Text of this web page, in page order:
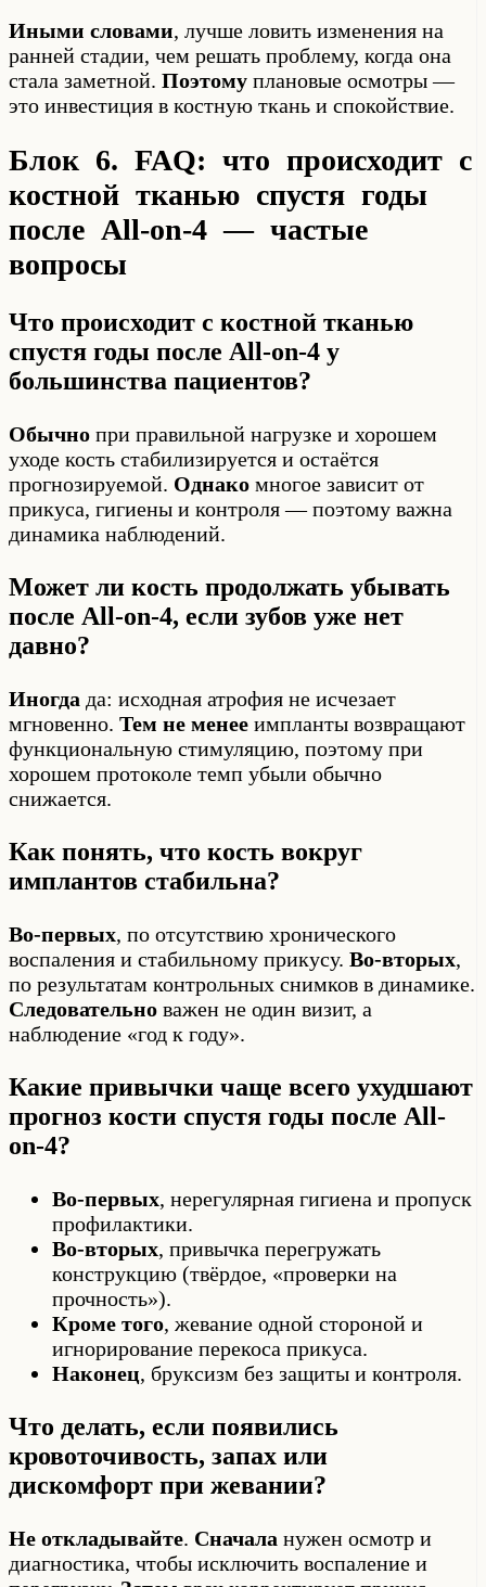
Иными словами, лучше ловить изменения на
ранней стадии, чем решать проблему, когда она
стала заметной. Поэтому плановые осмотры —
это инвестиция в костную ткань и спокойствие.
Блок 6. FAQ: что происходит с
костной тканью спустя годы
после All-on-4 — частые
вопросы
Что происходит с костной тканью
спустя годы после All-on-4 у
большинства пациентов?
Обычно при правильной нагрузке и хорошем
уходе кость стабилизируется и остаётся
прогнозируемой. Однако многое зависит от
прикуса, гигиены и контроля — поэтому важна
динамика наблюдений.
Может ли кость продолжать убывать
после All-on-4, если зубов уже нет
давно?
Иногда да: исходная атрофия не исчезает
мгновенно. Тем не менее импланты возвращают
функциональную стимуляцию, поэтому при
хорошем протоколе темп убыли обычно
снижается.
Как понять, что кость вокруг
имплантов стабильна?
Во-первых, по отсутствию хронического
воспаления и стабильному прикусу. Во-вторых,
по результатам контрольных снимков в динамике.
Следовательно важен не один визит, а
наблюдение «год к году».
Какие привычки чаще всего ухудшают
прогноз кости спустя годы после All-
on-4?
Во-первых, нерегулярная гигиена и пропуск
профилактики.
Во-вторых, привычка перегружать
конструкцию (твёрдое, «проверки на
прочность»).
Кроме того, жевание одной стороной и
игнорирование перекоса прикуса.
Наконец, бруксизм без защиты и контроля.
Что делать, если появились
кровоточивость, запах или
дискомфорт при жевании?
Не откладывайте. Сначала нужен осмотр и
диагностика, чтобы исключить воспаление и